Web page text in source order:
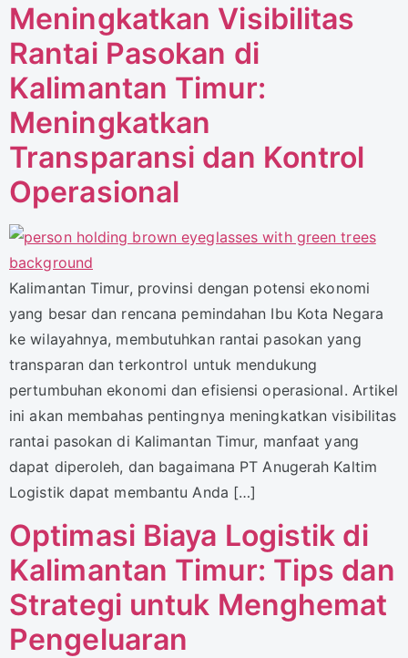
Meningkatkan Visibilitas
Rantai Pasokan di
Kalimantan Timur:
Meningkatkan
Transparansi dan Kontrol
Operasional
Kalimantan Timur, provinsi dengan potensi ekonomi
yang besar dan rencana pemindahan Ibu Kota Negara
ke wilayahnya, membutuhkan rantai pasokan yang
transparan dan terkontrol untuk mendukung
pertumbuhan ekonomi dan efisiensi operasional. Artikel
ini akan membahas pentingnya meningkatkan visibilitas
rantai pasokan di Kalimantan Timur, manfaat yang
dapat diperoleh, dan bagaimana PT Anugerah Kaltim
Logistik dapat membantu Anda […]
Optimasi Biaya Logistik di
Kalimantan Timur: Tips dan
Strategi untuk Menghemat
Pengeluaran